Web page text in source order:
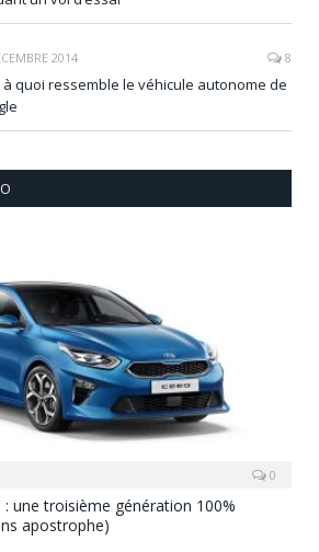
2014 8
à quoi ressemble le véhicule autonome de
0
: une troisième génération 100%
apostrophe)